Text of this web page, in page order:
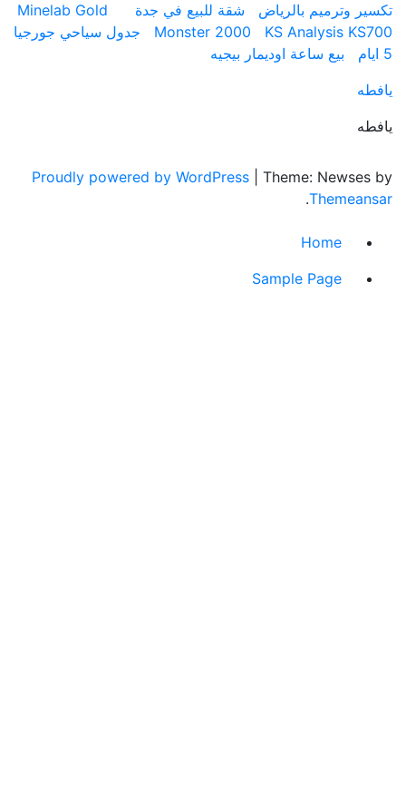
وترميم بالرياض
شقة للبيع في جدة
Minelab Gold
Monster 2000
KS Analysis
جدول سياحي جورجيا
بيع ساعة اوديمار بيجيه
Proudly powered by WordPress|Theme:
.
Home
Sample Page